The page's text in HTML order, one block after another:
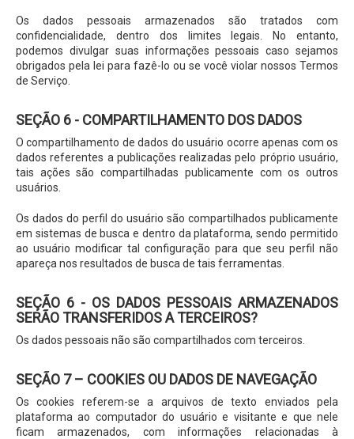
Os dados pessoais armazenados são tratados com
confidencialidade, dentro dos limites legais. No entanto,
podemos divulgar suas informações pessoais caso sejamos
obrigados pela lei para fazê-lo ou se você violar nossos Termos
de Serviço.
SEÇÃO 6 - COMPARTILHAMENTO DOS DADOS
O compartilhamento de dados do usuário ocorre apenas com os
dados referentes a publicações realizadas pelo próprio usuário,
tais ações são compartilhadas publicamente com os outros
usuários.
Os dados do perfil do usuário são compartilhados publicamente
em sistemas de busca e dentro da plataforma, sendo permitido
ao usuário modificar tal configuração para que seu perfil não
apareça nos resultados de busca de tais ferramentas.
SEÇÃO 6 - OS DADOS PESSOAIS ARMAZENADOS
SERÃO TRANSFERIDOS A TERCEIROS?
Os dados pessoais não são compartilhados com terceiros.
SEÇÃO 7 – COOKIES OU DADOS DE NAVEGAÇÃO
Os cookies referem-se a arquivos de texto enviados pela
plataforma ao computador do usuário e visitante e que nele
ficam armazenados, com informações relacionadas à